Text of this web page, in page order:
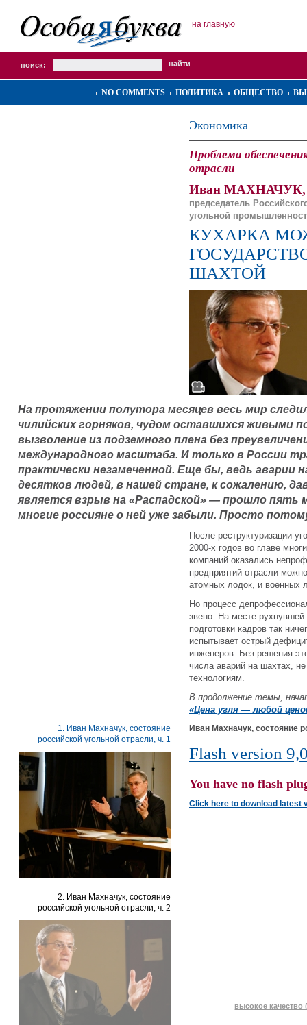
на главную
поиск:
NO COMMENTS ПОЛИТИКА ОБЩЕСТВО
Экономика
Проблема
отрасли
Иван МАХНАЧУК,
председатель
угольной
КУХАРКА
ШАХТОЙ
На протяжении полутора месяцев весь мир
чилийских горняков, чудом оставшихся живыми
вызволение из подземного плена без
международного масштаба. И только в России
практически незамеченной. Еще бы, ведь аварии
десятков людей, в нашей стране, к сожалению,
является взрыв на «Распадской» — прошло пять
многие россияне о ней уже забыли. Просто
После реструктуризации
2000-х годов во главе
компаний оказались
предприятий отрасли
атомных лодок, и военных
Но процесс
звено. На месте
подготовки кадров так
испытывает острый
инженеров. Без решения
числа аварий на шахтах,
технологиям.
В продолжение темы,
«Цена угля — любой
1. Иван Махначук, состояние
российской угольной отрасли, ч. 1
2. Иван Махначук, состояние
российской угольной отрасли, ч. 2
Иван Махначук, состояние
Flash version
You have no flash
Click here to download latest
высокое качество